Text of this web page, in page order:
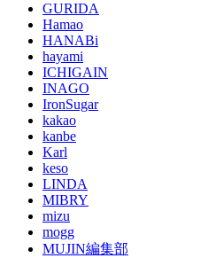
GURIDA
Hamao
HANABi
hayami
ICHIGAIN
INAGO
IronSugar
kakao
kanbe
Karl
keso
LINDA
MIBRY
mizu
mogg
MUJIN編集部